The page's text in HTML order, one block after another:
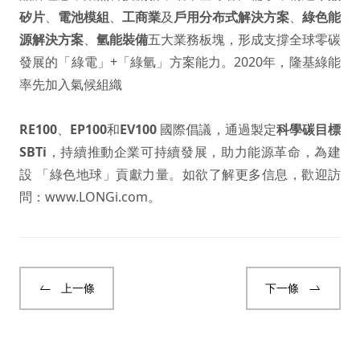
矽片、 電池模組、 工商業及戶用分布式解決方案、 綠色能
源解決方案、 氫能裝備五大業務板塊，形成支撐全球零碳
發展的「綠電」+「綠氫」方案能力。2020年，隆基綠能
率先加入氣候組織
RE100、 EP100和EV100 國際倡議，通過製定科學碳目標
SBTi ，持續推動企業可持續發展，助力能源革命，為建
設 「綠色地球」貢獻力量。如欲了解更多信息，歡迎訪
問： www.LONGi.com。
上一條 下一條